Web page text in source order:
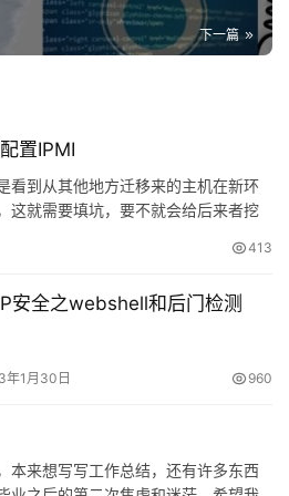
下一篇
置IPMI
看到从其他地方迁移来的主机在新环
这就需要填坑，要不就会给后来者挖
413
安全之webshell和后门检测
年1月30日 960
来想写写工作总结，还有许多东西